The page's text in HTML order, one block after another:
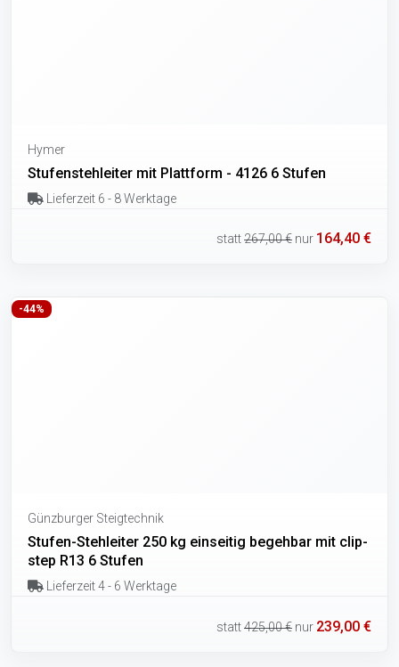
Hymer
Stufenstehleiter mit Plattform - 4126 6 Stufen
Lieferzeit 6 - 8 Werktage
statt267,00 € nur 164,40 €
-44%
Günzburger Steigtechnik
Stufen-Stehleiter 250 kg einseitig begehbar mit clip-
step R13 6 Stufen
Lieferzeit 4 - 6 Werktage
statt425,00 € nur 239,00 €